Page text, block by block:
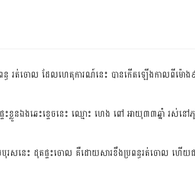
ធ រត់ចោល ដែលហេតុការណ៍នេះ បានកើតឡើងកាលពីម៉ោង
លួនឯងឆេះខ្ទេចនេះ ឈ្មោះ ហេង ពៅ អាយុ៣៣ឆ្នាំ រស់នៅ
បុរសនេះ ដុតផ្ទះចោល គឺដោយសារខឹងប្រពន្ធរត់ចោល ហើយ